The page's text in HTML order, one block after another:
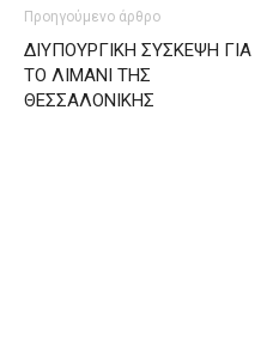
Προηγούμενο άρθρο
ΔΙΥΠΟΥΡΓΙΚΗ ΣΥΣΚΕΨΗ ΓΙΑ
ΤΟ ΛΙΜΑΝΙ ΤΗΣ
ΘΕΣΣΑΛΟΝΙΚΗΣ